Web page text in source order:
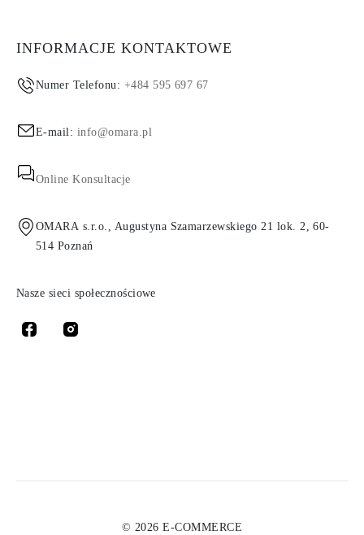
INFORMACJE KONTAKTOWE
Numer Telefonu: +484 595 697 67
E-mail: info@omara.pl
Online Konsultacje
OMARA s.r.o., Augustyna Szamarzewskiego 21 lok. 2, 60-
514 Poznań
Nasze sieci społecznościowe
© 2026 E-COMMERCE